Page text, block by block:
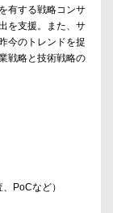
有する戦略コンサ
を支援。また、サ
今のトレンドを捉
戦略と技術戦略の
PoCなど）